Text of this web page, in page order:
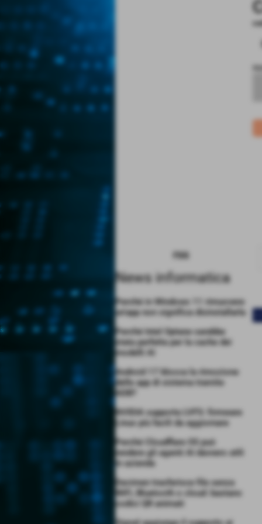
rss
News informatica
Perché in Windows 11 rimuovere
un’app non significa disinstallarla
Perché Intel Optane sarebbe
stata perfetta per la cache dei
modelli AI
Android 17 blocca la rimozione
delle app di sistema tramite
ADB?
NVIDIA supporta LVFS: firmware
Linux più facili da aggiornare
Perché Cloudflare OS può
rendere gli agenti AI davvero utili
in azienda
Decimen trasferisce file senza
WiFi, Bluetooth o cloud: bastano
codici QR animati